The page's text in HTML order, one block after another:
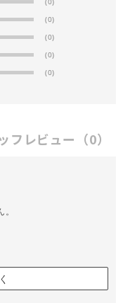
(0)
(0)
(0)
(0)
フレビュー （0）